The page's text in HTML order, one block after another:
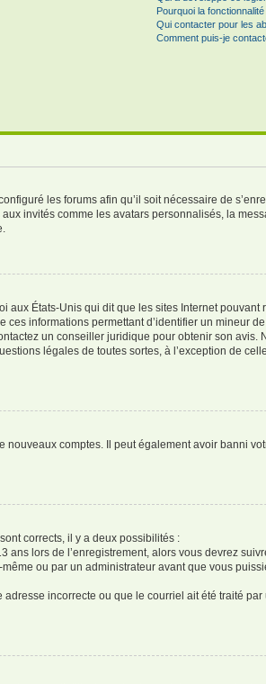
Pourquoi la
Qui contacter pour les
Comment puis-je
les forums afin qu’il soit nécessaire de
invités comme les avatars personnalisés, la
aux États-Unis qui dit que les sites Internet
informations permettant d’identifier un mineur
un conseiller juridique pour obtenir son
légales de toutes sortes, à l’exception de
nouveaux comptes. Il peut également avoir banni
corrects, il y a deux possibilités :
ans lors de l’enregistrement, alors vous devrez
ou par un administrateur avant que vous
incorrecte ou que le courriel ait été traité